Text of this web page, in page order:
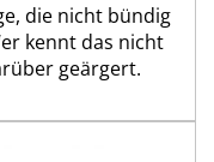
die nicht bündig
kennt das nicht
geärgert.